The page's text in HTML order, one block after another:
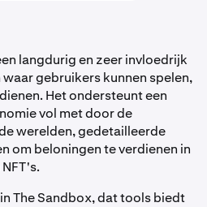
langdurig en zeer invloedrijk
gebruikers kunnen spelen,
Het ondersteunt een
vol met door de
werelden, gedetailleerde
om beloningen te verdienen in
The Sandbox, dat tools biedt